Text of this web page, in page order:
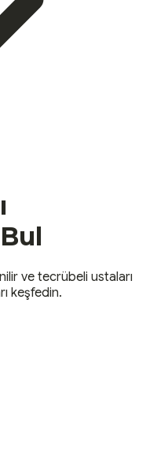
ve tecrübeli ustaları
keşfedin.